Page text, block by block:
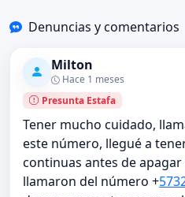
Denuncias y comentarios
Milton
Hace 1 meses
Presunta Estafa
Tener mucho cuidado,
este número, llegué a
continuas antes de
llamaron del número +